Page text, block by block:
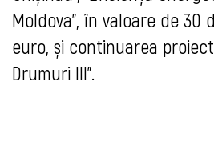
Moldova", în valoare de 30
euro, și continuarea
Drumuri III".